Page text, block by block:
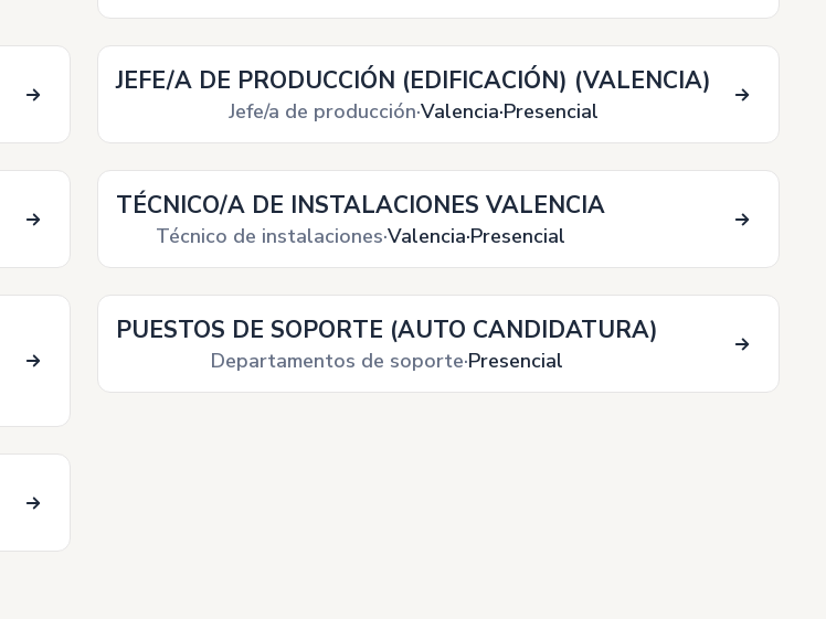
JEFE/A DE PRODUCCIÓN (EDIFICACIÓN) (VALENCIA)
Jefe/a de producción Valencia Presencial
TÉCNICO/A DE INSTALACIONES VALENCIA
Técnico de instalaciones Valencia Presencial
PUESTOS DE SOPORTE (AUTO CANDIDATURA)
Departamentos de soporte Presencial